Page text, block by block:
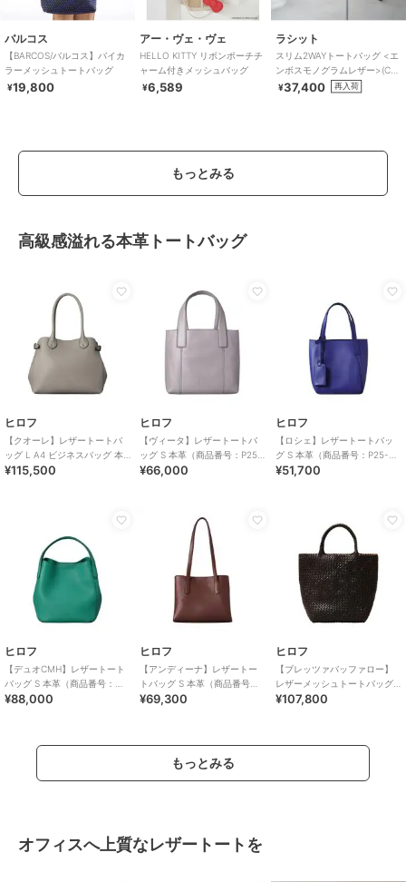
バルコス
【BARCOS/バルコス】バイカ
ラーメッシュトートバッグ
¥19,800
アー・ヴェ・ヴェ
HELLO KITTY リボンポーチチ
ャーム付きメッシュバッグ
¥6,589
ラシット
スリム2WAYトートバッグ <エ
ンボスモノグラムレザー>(CE-
1611)
¥37,400 再入荷
もっとみる
高級感溢れる本革トートバッグ
ヒロフ
【クオーレ】レザートートバ
ッグ L A4 ビジネスバッグ 本
革（商品番号：P25－35642）
¥115,500
ヒロフ
【ヴィータ】レザートートバ
ッグ S 本革（商品番号：P25-
20310）
¥66,000
ヒロフ
【ロシェ】レザートートバッ
グ S 本革（商品番号：P25-
30903）
¥51,700
ヒロフ
【デュオCMH】レザートート
バッグ S 本革（商品番号：
P25-35434）
¥88,000
ヒロフ
【アンディーナ】レザートー
トバッグ S 本革（商品番号：
P25－35542）
¥69,300
ヒロフ
【ブレッツァバッファロー】
レザーメッシュトートバッグ
M 本革 ステッチ（商品番号：
¥107,800
もっとみる
オフィスへ上質なレザートートを